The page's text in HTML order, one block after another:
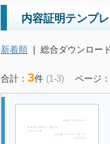
内容証明テンプ
新着順 | 総合ダウンロー
合計： 3件 (1-3) ページ：